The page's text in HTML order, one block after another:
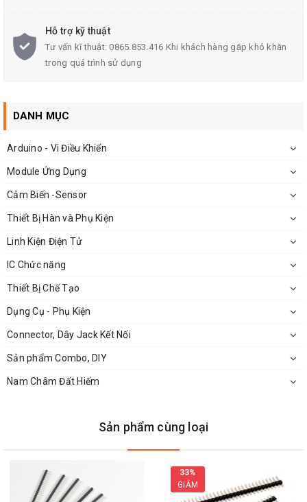
Hỗ trợ kỹ thuật
Tư vấn kĩ thuật: 0865.853.416 Khi khách hàng gặp khó khăn
trong quá trình sử dụng
DANH MỤC
Arduino - Vi Điều Khiển
Module Ứng Dụng
Cảm Biến -Sensor
Thiết Bị Hàn và Phụ Kiện
Linh Kiện Điện Tử
IC Chức năng
Thiết Bị Chế Tạo
Dụng Cụ - Phụ Kiện
Connector, Dây Jack Kết Nối
Sản phẩm Combo, DIY
Nam Châm Đất Hiếm
Sản phẩm cùng loại
33%
GIẢM